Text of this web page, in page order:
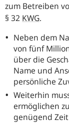
zum Betreiben
§ 32 KWG.
Neben dem
von fünf
über die
Name und
persönliche
Weiterhin
ermöglichen
genügend